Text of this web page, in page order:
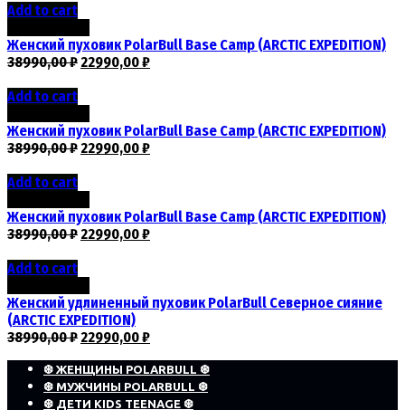
Add to cart
Женский пуховик PolarBull Base Camp (ARCTIC EXPEDITION)
38990,00₽22990,00₽
Add to cart
Женский пуховик PolarBull Base Camp (ARCTIC EXPEDITION)
38990,00₽22990,00₽
Add to cart
Женский пуховик PolarBull Base Camp (ARCTIC EXPEDITION)
38990,00₽22990,00₽
Add to cart
Женский удлиненный пуховик PolarBull Северное сияние
(ARCTIC EXPEDITION)
38990,00₽22990,00₽
❆ ЖЕНЩИНЫ POLARBULL ❆
❆ МУЖЧИНЫ POLARBULL ❆
❆ ДЕТИ KIDS TEENAGE ❆